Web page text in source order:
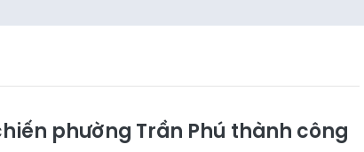
phường Trần Phú thành công